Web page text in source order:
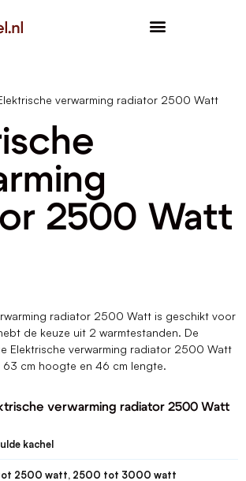
verwarming radiator 2500 Watt
2500 Watt
radiator 2500 Watt is geschikt voor
de keuze uit 2 warmtestanden. De
Elektrische verwarming radiator 2500 Watt
cm hoogte en 46 cm lengte.
verwarming radiator 2500 Watt
kachel
2500 watt, 2500 tot 3000 watt